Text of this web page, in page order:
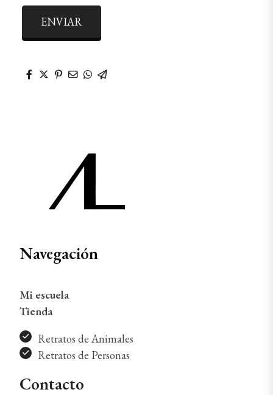
ENVIAR
Navegación
Mi escuela
Tienda
Retratos de Animales
Retratos de Personas
Contacto